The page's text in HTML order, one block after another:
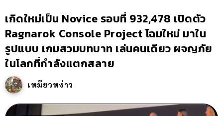
เกิดใหม่เป็น Novice รอบที่ 932,478 เปิดตัว
Ragnarok Console Project โฉมใหม่ มาใน
รูปแบบ เกมสวมบทบาท เล่นคนเดียว ผจญภัย
ในโลกที่กำลังแตกสลาย
เหมียวหง่าว